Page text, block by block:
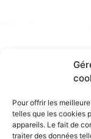
Pour offrir les
telles que les cookies
appareils. Le fait de
traiter des données